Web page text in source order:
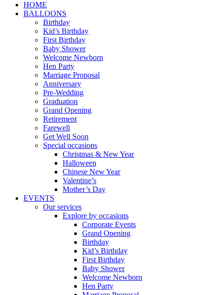
HOME
BALLOONS
Birthday
Kid’s Birthday
First Birthday
Baby Shower
Welcome Newborn
Hen Party
Marriage Proposal
Anniversary
Pre-Wedding
Graduation
Grand Opening
Retirement
Farewell
Get Well Soon
Special occasions
Christmas & New Year
Halloween
Chinese New Year
Valentine’s
Mother’s Day
EVENTS
Our services
Explore by occasions
Corporate Events
Grand Opening
Birthday
Kid’s Birthday
First Birthday
Baby Shower
Welcome Newborn
Hen Party